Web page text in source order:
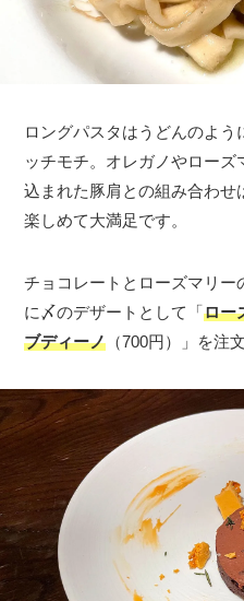
ロングパスタはうどんのよ
ッチモチ。オレガノやロー
込まれた豚肩との組み合わせ
楽しめて大満足です。
チョコレートとローズマリー
に〆のデザートとして「ロー
ブディーノ （700円）」を注文